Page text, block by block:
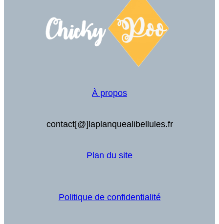
À propos
contact[@]laplanquealibellules.fr
Plan du site
Politique de confidentialité